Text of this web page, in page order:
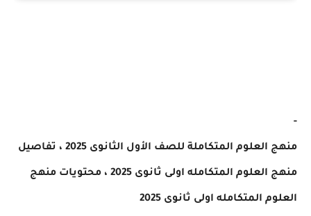
المتكاملة للصف الأول الثانوى 2025 ، تفاصيل
المتكامله اولى ثانوى 2025 ، محتويات منهج
المتكامله اولى ثانوى 2025